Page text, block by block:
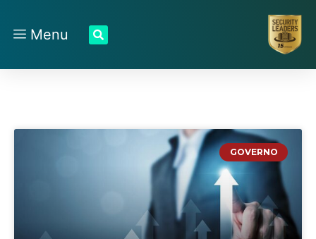
Menu
GOVERNO